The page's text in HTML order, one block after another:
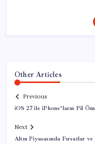
Other Articles
Previous
iOS 27 ile iPhone’ların Pil
Next
Altın Piyasasında Fırsatlar